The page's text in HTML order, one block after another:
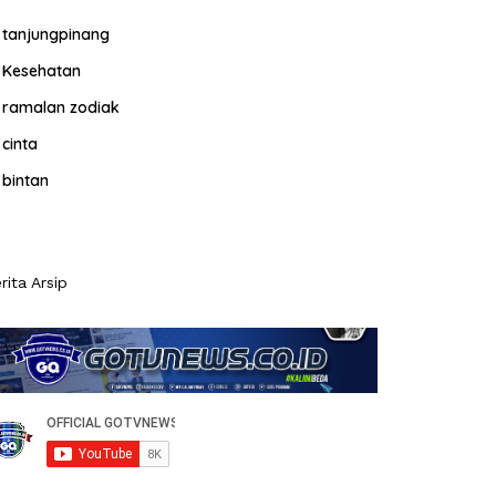
tanjungpinang
Kesehatan
ramalan zodiak
cinta
bintan
Arsip